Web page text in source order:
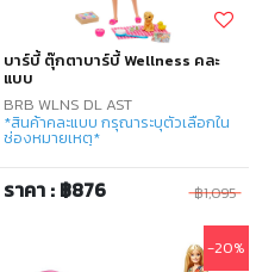
บาร์บี้ ตุ๊กตาบาร์บี้ Wellness คละ
แบบ
BRB WLNS DL AST
*สินค้าคละแบบ กรุณาระบุตัวเลือกใน
ช่องหมายเหตุ*
ราคา : ฿876 ฿1,095
-20%